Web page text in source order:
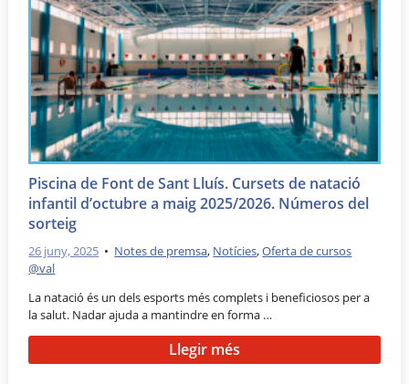
Piscina de Font de Sant Lluís. Cursets de natació
infantil d’octubre a maig 2025/2026. Números del
sorteig
26 juny, 2025 • Notes de premsa, Notícies,Oferta de cursos
@val
La natació és un dels esports més complets i beneficiosos per a
la salut. Nadar ajuda a mantindre en forma …
Llegir més